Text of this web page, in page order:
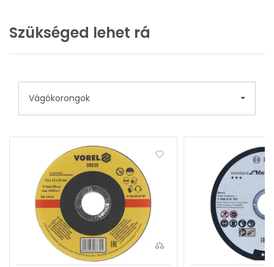
Szükséged lehet rá
Vágókorongok